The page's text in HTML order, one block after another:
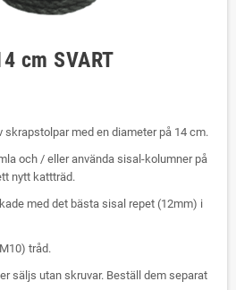
cm SVART
skrapstolpar med en diameter på 14 cm.
och / eller använda sisal-kolumner på
nytt kattträd.
med det bästa sisal repet (12mm) i
tråd.
säljs utan skruvar. Beställ dem separat